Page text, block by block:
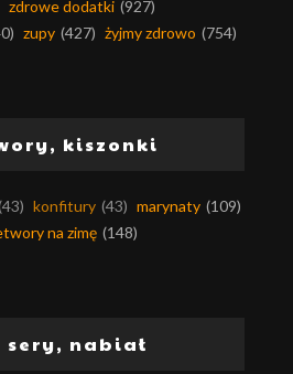
zdrowe dodatki (927)
zupy (427) żyjmy zdrowo (754)
kiszonki
konfitury (43) marynaty (109)
na zimę (148)
sery, nabiał